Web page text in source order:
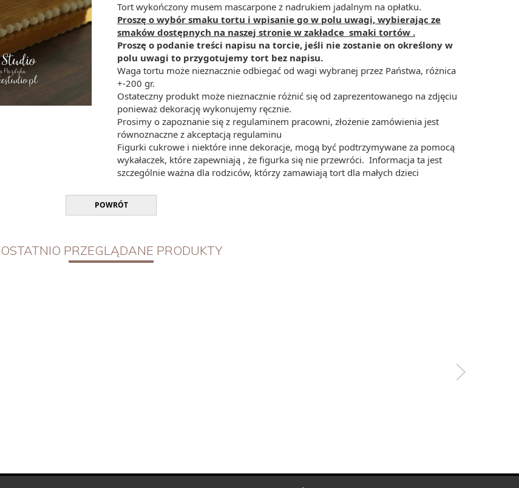
Tort wykończony musem mascarpone z nadrukiem jadalnym na opłatku.
Proszę o wybór smaku tortu i wpisanie go w polu uwagi, wybierając ze
smaków dostępnych na naszej stronie w zakładce smaki tortów .
Proszę o podanie treści napisu na torcie, jeśli nie zostanie on określony w
polu uwagi to przygotujemy tort bez napisu.
Waga tortu może nieznacznie odbiegać od wagi wybranej przez Państwa, różnica
+-200 gr.
Ostateczny produkt może nieznacznie różnić się od zaprezentowanego na zdjęciu
ponieważ dekorację wykonujemy ręcznie.
Prosimy o zapoznanie się z regulaminem pracowni, złożenie zamówienia jest
równoznaczne z akceptacją regulaminu
Figurki cukrowe i niektóre inne dekoracje, mogą być podtrzymywane za pomocą
wykałaczek, które zapewniają , że figurka się nie przewróci. Informacja ta jest
szczególnie ważna dla rodziców, którzy zamawiają tort dla małych dzieci
POWRÓT
OSTATNIO PRZEGLĄDANE PRODUKTY